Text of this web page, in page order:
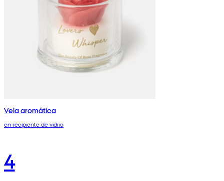
Vela aromática
en recipiente de vidrio
4